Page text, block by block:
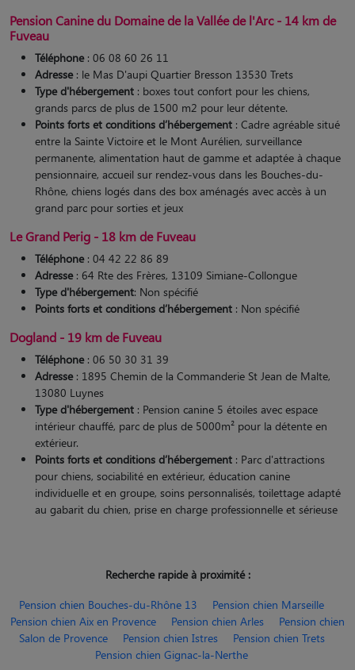
Pension Canine du Domaine de la Vallée de l'Arc - 14 km de
Fuveau
Téléphone: 06 08 60 26 11
Adresse: le Mas D'aupi Quartier Bresson 13530 Trets
Type d'hébergement : boxes tout confort pour les chiens,
grands parcs de plus de 1500 m2 pour leur détente.
Points forts et conditions d’hébergement : Cadre agréable situé
entre la Sainte Victoire et le Mont Aurélien, surveillance
permanente, alimentation haut de gamme et adaptée à chaque
pensionnaire, accueil sur rendez-vous dans les Bouches-du-
Rhône, chiens logés dans des box aménagés avec accès à un
grand parc pour sorties et jeux
Le Grand Perig - 18 km de Fuveau
Téléphone: 04 42 22 86 89
Adresse: 64 Rte des Frères, 13109 Simiane-Collongue
Type d'hébergement: Non spécifié
Points forts et conditions d’hébergement : Non spécifié
Dogland - 19 km de Fuveau
Téléphone: 06 50 30 31 39
Adresse: 1895 Chemin de la Commanderie St Jean de Malte,
13080 Luynes
Type d'hébergement : Pension canine 5 étoiles avec espace
intérieur chauffé, parc de plus de 5000m² pour la détente en
extérieur.
Points forts et conditions d’hébergement : Parc d'attractions
pour chiens, sociabilité en extérieur, éducation canine
individuelle et en groupe, soins personnalisés, toilettage adapté
au gabarit du chien, prise en charge professionnelle et sérieuse​
Recherche rapide à proximité :
Pension chien Bouches-du-Rhône 13
Pension chien Marseille
Pension chien Aix en Provence
Pension chien Arles
Pension chien
Salon de Provence
Pension chien Istres
Pension chien Trets
Pension chien Gignac-la-Nerthe